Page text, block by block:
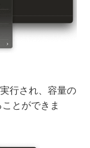
行され、容量の
とができま